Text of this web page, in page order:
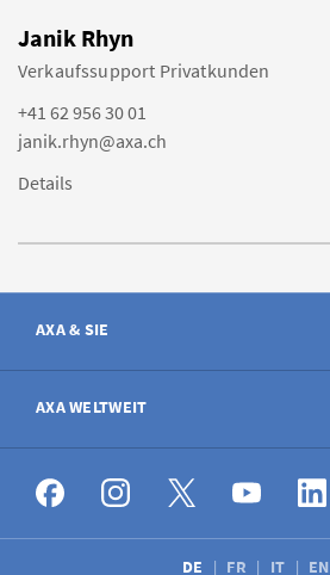
Janik Rhyn
Verkaufssupport Privatkunden
+41 62 956 30 01
janik.rhyn@axa.ch
Details
AXA & SIE
Kontakt
Schaden melden
Stellenangebote
AXA WELTWEIT
AXA weltweit
DE FR IT EN